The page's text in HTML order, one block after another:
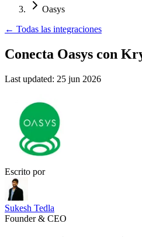
Oasys
← Todas las integraciones
Conecta Oasys con
Last updated: 25 jun 2026
Escrito por
Sukesh Tedla
Founder & CEO